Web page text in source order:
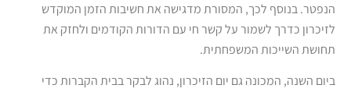
הנפטר. בנוסף לכך, המסורת מדגישה את חשיבות הזמן המוקדש
לזיכרון כדרך לשמור על קשר חי עם הדורות הקודמים ולחזק את
תחושת השייכות המשפחתית.
ביום השנה, המכונה גם יום הזיכרון, נהוג לבקר בבית הקברות כדי